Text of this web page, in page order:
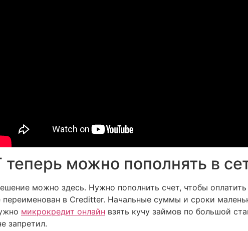
можно пополнять в
можно здесь. Нужно пополнить счет, чтобы
переименован в Creditter. Начальные суммы и сроки
микрокредит онлайн взять кучу займов по большой
запретил.